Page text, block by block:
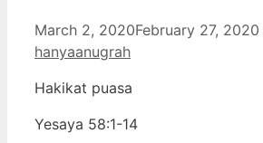
March 2, 2020February 27, 2020
hanyaanugrah
Hakikat puasa
Yesaya 58:1-14